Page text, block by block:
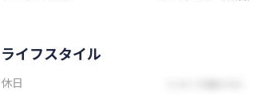
ライフスタイル
休日